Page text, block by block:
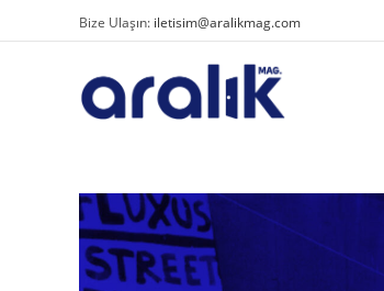
Bize Ulaşın: iletisim@aralikmag.com